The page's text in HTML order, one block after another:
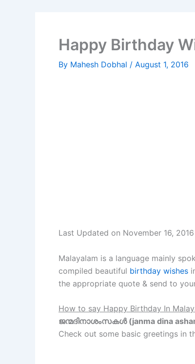
Happy Birthday
By Mahesh Dobhal / August 1, 2016
Last Updated on November 16, 2016
Malayalam is a language mainly
compiled beautiful birthday wishes
the appropriate quote & send to
How to say Happy Birthday In
ജന്മദിനാശംസകള് (janma dina
Check out some basic greetings in